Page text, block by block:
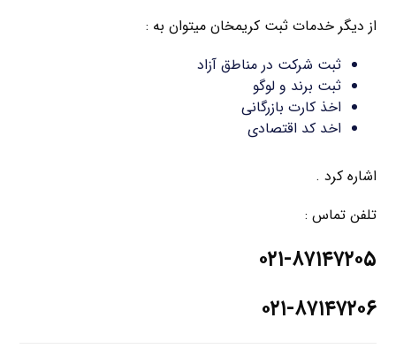
از دیگر خدمات ثبت کریمخان میتوان به :
ثبت شرکت در مناطق آزاد
ثبت برند و لوگو
اخذ کارت بازرگانی
اخد کد اقتصادی
اشاره کرد .
تلفن تماس :
۰۲۱-۸۷۱۴۷۲۰۵
۰۲۱-۸۷۱۴۷۲۰۶